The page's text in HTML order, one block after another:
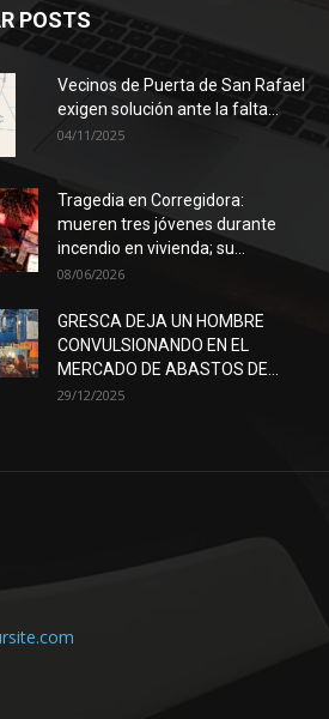
POSTS
Vecinos de Puerta de San Rafael
exigen solución ante la falta...
04/11/2025
Tragedia en Corregidora:
mueren tres jóvenes durante
incendio en vivienda; su...
08/06/2026
GRESCA DEJA UN HOMBRE
CONVULSIONANDO EN EL
MERCADO DE ABASTOS DE...
29/12/2025